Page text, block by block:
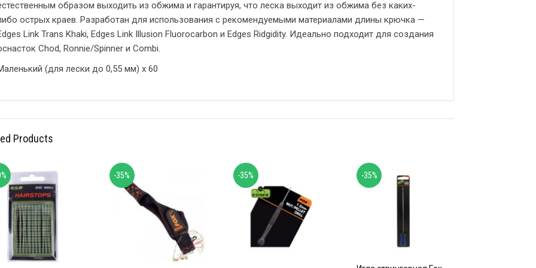
образом выходить из обжима и гарантируя, что леска выходит из обжима без каких-
острых краев. Разработан для использования с рекомендуемыми материалами длины крючка —
Link Trans Khaki, Edges Link Illusion Fluorocarbon и Edges Ridgidity. Идеально подходит для создания
Chod, Ronnie/Spinner и Combi.
(для лески до 0,55 мм) x 60
Products
-35% -35% -35%